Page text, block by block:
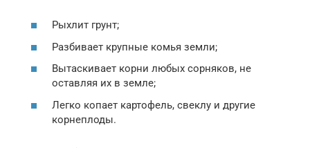
Рыхлит грунт;
Разбивает крупные комья земли;
Вытаскивает корни любых сорняков, не
оставляя их в земле;
Легко копает картофель, свеклу и другие
корнеплоды.